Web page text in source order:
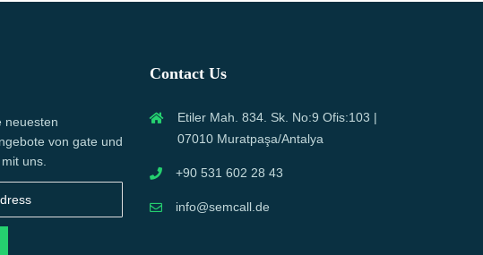
neuesten
von gate und
uns.
Contact Us
Etiler Mah. 834. Sk. No:9 Ofis:103 |
07010 Muratpaşa/Antalya
+90 531 602 28 43
info@semcall.de